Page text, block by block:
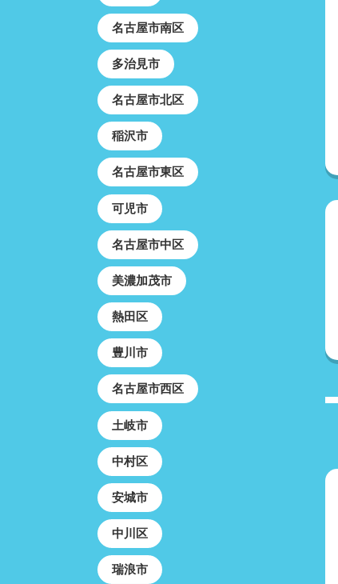
名古屋市南区
多治見市
名古屋市北区
稲沢市
名古屋市東区
可児市
名古屋市中区
美濃加茂市
熱田区
豊川市
名古屋市西区
土岐市
中村区
安城市
中川区
瑞浪市